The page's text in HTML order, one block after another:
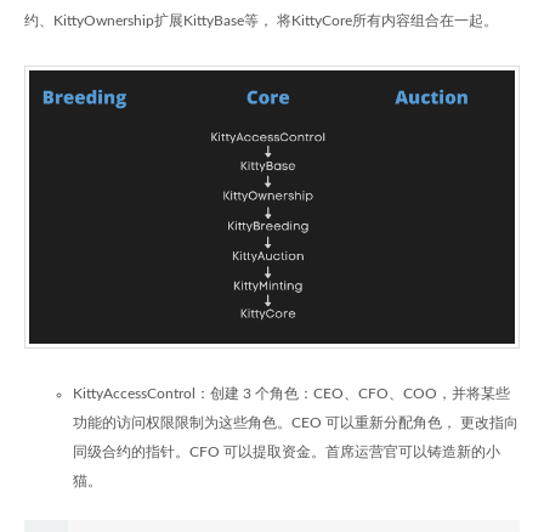
约、KittyOwnership扩展KittyBase等， 将KittyCore所有内容组合在一起。
KittyAccessControl：创建 3 个角色：CEO、CFO、COO，并将某些
功能的访问权限限制为这些角色。CEO 可以重新分配角色， 更改指向
同级合约的指针。CFO 可以提取资金。首席运营官可以铸造新的小
猫。